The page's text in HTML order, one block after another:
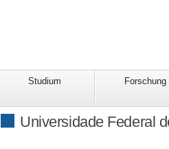
Studium Forschung
Universidade Federal